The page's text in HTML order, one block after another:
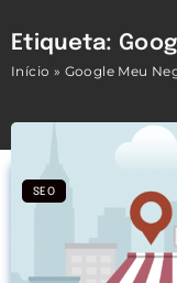
Etiqueta:
Início » Google Meu
SEO